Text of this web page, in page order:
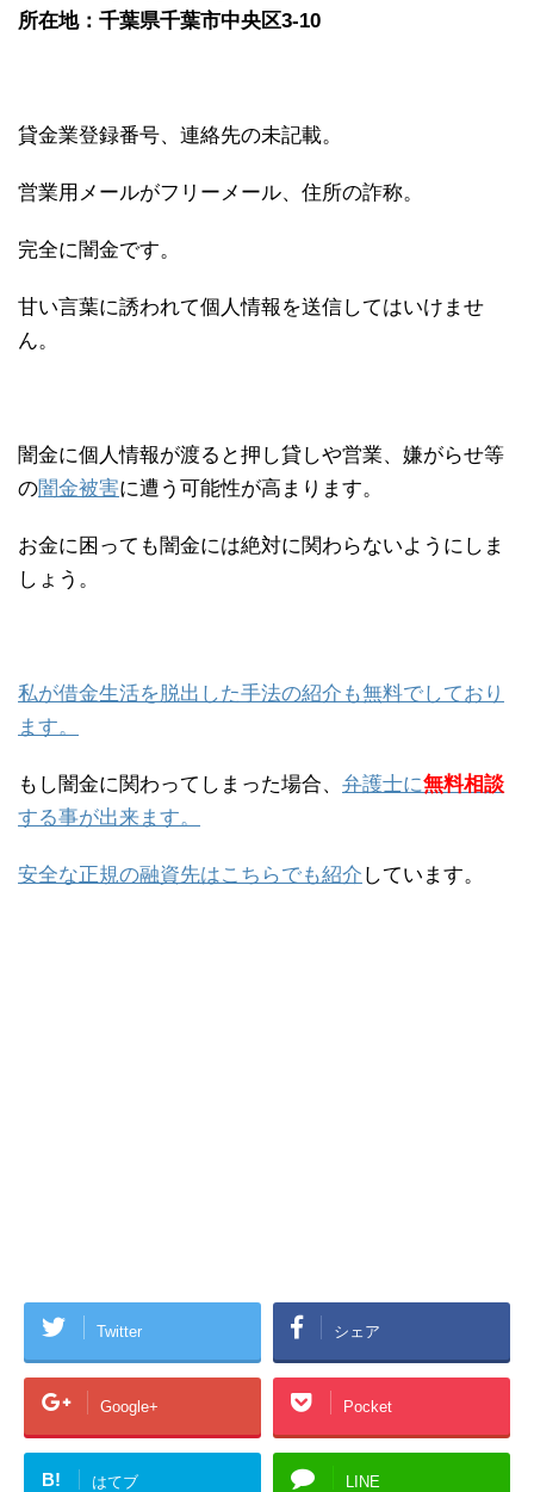
所在地：千葉県千葉市中央区3-10
貸金業登録番号、連絡先の未記載。
営業用メールがフリーメール、住所の詐称。
完全に闇金です。
甘い言葉に誘われて個人情報を送信してはいけませ
ん。
闇金に個人情報が渡ると押し貸しや営業、嫌がらせ等
の闇金被害に遭う可能性が高まります。
お金に困っても闇金には絶対に関わらないようにしま
しょう。
私が借金生活を脱出した手法の紹介も無料でしており
ます。
もし闇金に関わってしまった場合、 弁護士に無料相談
する事が出来ます。
安全な正規の融資先はこちらでも紹介 しています。
Twitter シェア
Google+ Pocket
B! はてブ LINE